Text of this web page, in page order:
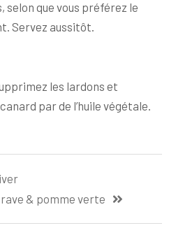
selon que vous préférez le
Servez aussitôt.
les lardons et
par de l’huile végétale.
& pomme verte